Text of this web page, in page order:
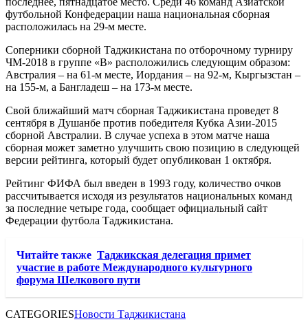
футбольной Конфедерации наша национальная сборная
расположилась на 29-м месте.
Соперники сборной Таджикистана по отборочному турниру
ЧМ-2018 в группе «В» расположились следующим образом:
Австралия – на 61-м месте, Иордания – на 92-м, Кыргызстан –
на 155-м, а Бангладеш – на 173-м месте.
Свой ближайший матч сборная Таджикистана проведет 8
сентября в Душанбе против победителя Кубка Азии-2015
сборной Австралии. В случае успеха в этом матче наша
сборная может заметно улучшить свою позицию в следующей
версии рейтинга, который будет опубликован 1 октября.
Рейтинг ФИФА был введен в 1993 году, количество очков
рассчитывается исходя из результатов национальных команд
за последние четыре года, сообщает официальный сайт
Федерации футбола Таджикистана.
Читайте также Таджикская делегация примет
участие в работе Международного культурного
форума Шелкового пути
CATEGORIESНовости Таджикистана